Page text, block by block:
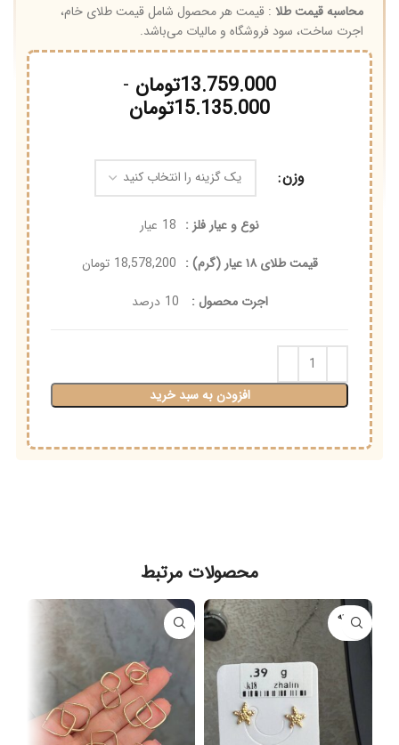
محاسبه قیمت طلا : قیمت هر محصول شامل قیمت طلای خام،
اجرت ساخت، سود فروشگاه و مالیات می‌باشد.
13.759.000تومان -
15.135.000تومان
وزن
نوع و عیار فلز : 18 عیار
قیمت طلای ۱۸ عیار (گرم) :
18,578,200 تومان
اجرت محصول :
10 درصد
افزودن به سبد خرید
محصولات مرتبط
فروخته
شده